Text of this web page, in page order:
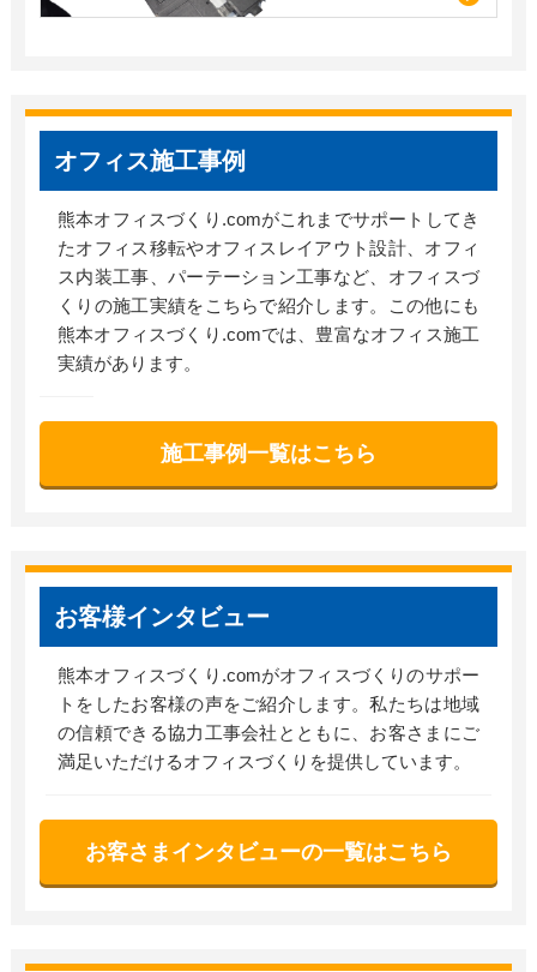
オフィス施工事例
熊本オフィスづくり.comがこれまでサポートしてき
たオフィス移転やオフィスレイアウト設計、オフィ
ス内装工事、パーテーション工事など、オフィスづ
くりの施工実績をこちらで紹介します。この他にも
熊本オフィスづくり.comでは、豊富なオフィス施工
実績があります。
施工事例一覧はこちら
お客様インタビュー
熊本オフィスづくり.comがオフィスづくりのサポー
トをしたお客様の声をご紹介します。私たちは地域
の信頼できる協力工事会社とともに、お客さまにご
満足いただけるオフィスづくりを提供しています。
お客さまインタビューの一覧はこちら